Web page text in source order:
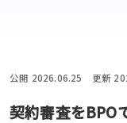
公開 2026.06.25 更新
契約審査をBPO